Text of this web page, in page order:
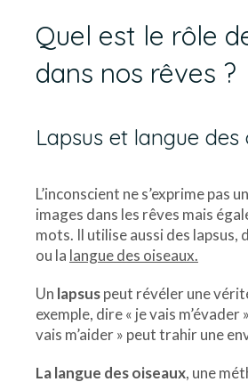
Quel est le rôle
dans nos rêves ?
Lapsus et langue des
L’inconscient ne s’exprime pas
images dans les rêves mais
mots. Il utilise aussi des lapsus,
ou la langue des oiseaux.
Un lapsuspeut révéler une
exemple, dire « je vais m’évader
vais m’aider » peut trahir une
La langue des oiseaux, une